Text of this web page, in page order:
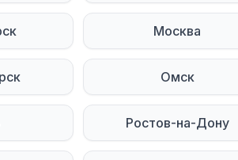
Полностью рабочий
на нас в социальных сетях:
Москва
Омск
Ростов-на-Дону